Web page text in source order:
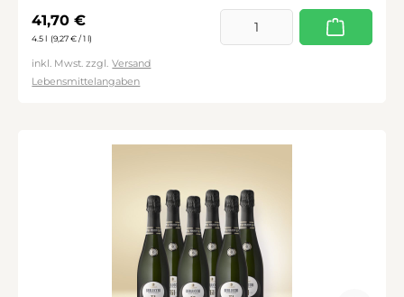
Regulärer Preis:
41,70 €
4.5 l (9,27 € / 1 l)
inkl. Mwst. zzgl. Versand
Lebensmittelangaben